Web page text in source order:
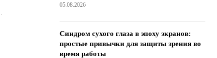
05.08.2026
Синдром сухого глаза в эпоху экранов:
простые привычки для защиты зрения во
время работы